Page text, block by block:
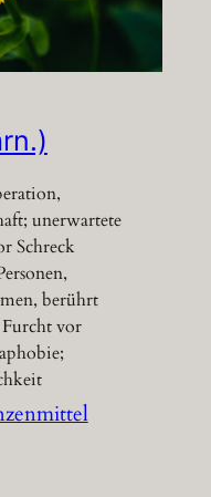
unerwartete
Schreck
berührt
vor